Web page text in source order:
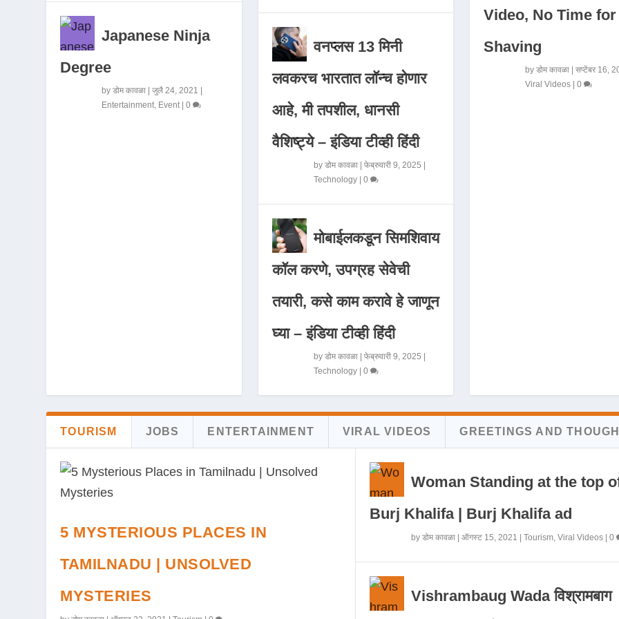
Japanese Ninja
Degree
byडोम कावळा |जुलै 24, 2021 |
Entertainment Event |0
वनप्लस 13 मिनी
लवकरच भारतात लॉन्च होणार
आहे, मी तपशील, धानसी
वैशिष्ट्ये – इंडिया टीव्ही हिंदी
by डोम कावळा| फेब्रुवारी 9, 2025
Technology| 0
मोबाईलकडून सिमशिवाय
कॉल करणे, उपग्रह सेवेची
तयारी, कसे काम करावे हे जाणून
घ्या – इंडिया टीव्ही हिंदी
by डोम कावळा| फेब्रुवारी 9, 2025
Technology| 0
Video, No Time for
Shaving
by डोम कावळा| सप्टेंबर 16,
Viral Videos| 0
TOURISM JOBS ENTERTAINMENT VIRAL VIDEOS GREETINGS AND
5 MYSTERIOUS PLACES IN
TAMILNADU | UNSOLVED
MYSTERIES
Woman Standing at the top
Burj Khalifa | Burj Khalifa ad
by डोम कावळा| ऑगस्ट 15, 2021 Tourism, Viral Videos| 0
Vishrambaug Wada विश्रामबाग